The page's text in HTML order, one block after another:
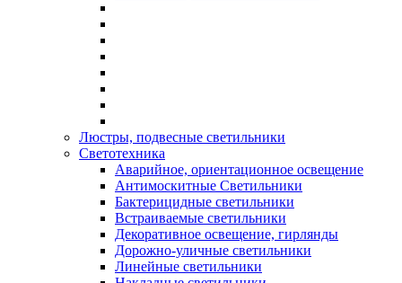
Люстры, подвесные светильники
Светотехника
Аварийное, ориентационное освещение
Антимоскитные Светильники
Бактерицидные светильники
Встраиваемые светильники
Декоративное освещение, гирлянды
Дорожно-уличные светильники
Линейные светильники